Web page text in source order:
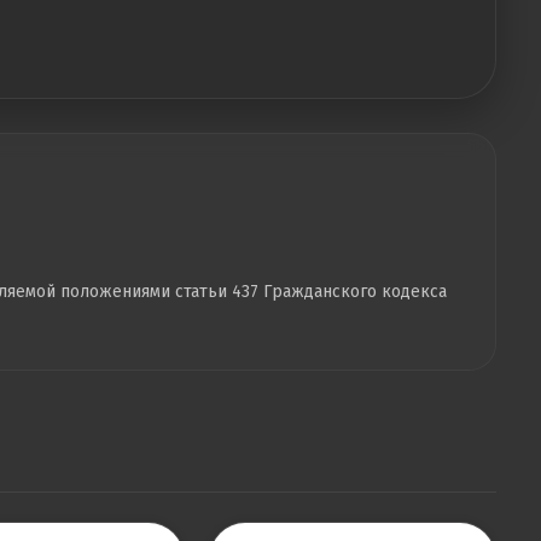
положениями статьи 437 Гражданского кодекса